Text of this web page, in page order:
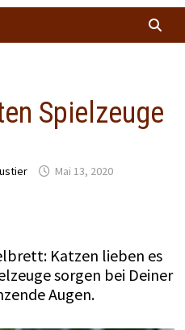
Spielzeuge
Mai 13, 2020
Katzen lieben es
sorgen bei Deiner
Augen.